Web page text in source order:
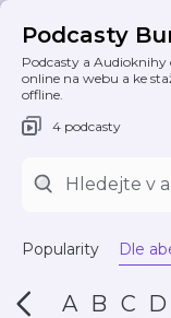
Podcasty
Podcasty a
online na webu a ke
offline.
4 podcasty
Popularity Dle
A B C D